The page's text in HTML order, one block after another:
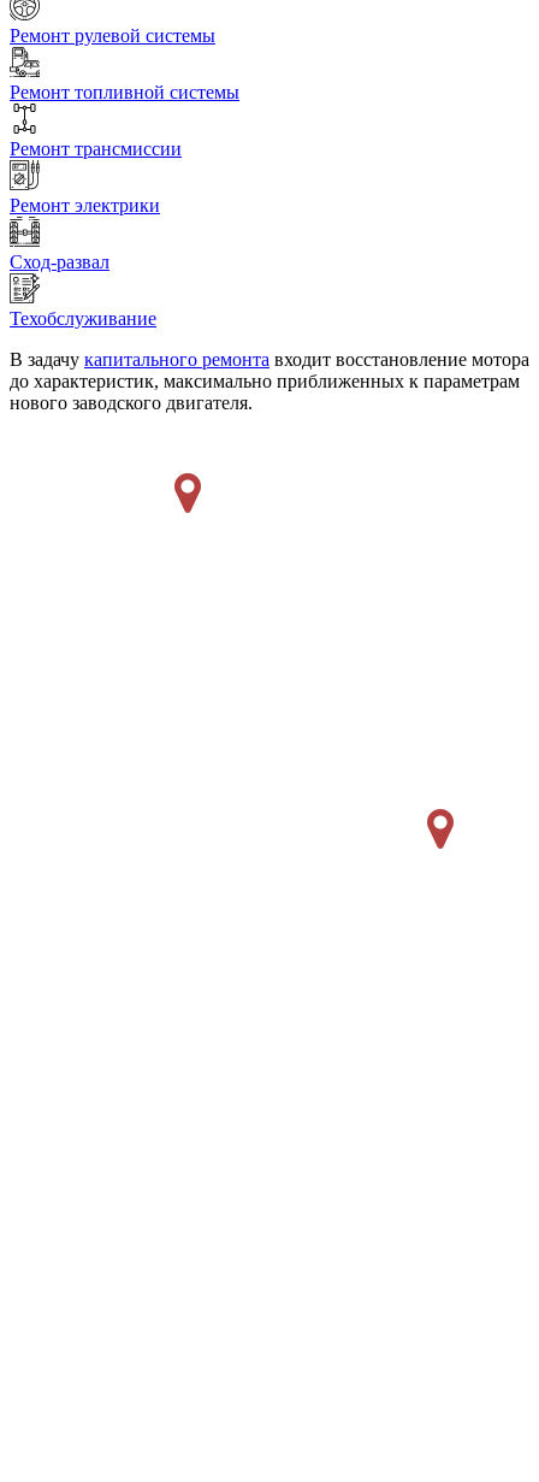
Ремонт рулевой системы
Ремонт топливной системы
Ремонт трансмиссии
Ремонт электрики
Сход-развал
Техобслуживание
В задачу капитального ремонта входит восстановление мотора
до характеристик, максимально приближенных к параметрам
нового заводского двигателя.